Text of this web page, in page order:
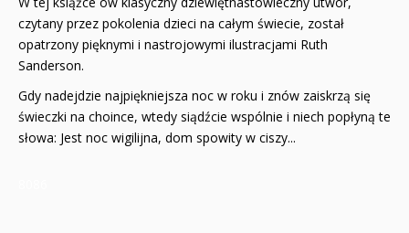
czytany przez pokolenia dzieci na całym świecie, został
opatrzony pięknymi i nastrojowymi ilustracjami Ruth
Sanderson.
Gdy nadejdzie najpiękniejsza noc w roku i znów zaiskrzą się
świeczki na choince, wtedy siądźcie wspólnie i niech popłyną te
słowa: Jest noc wigilijna, dom spowity w ciszy...